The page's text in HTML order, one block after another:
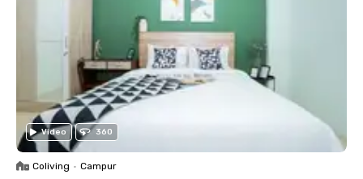
Video 360
Coliving • Campur